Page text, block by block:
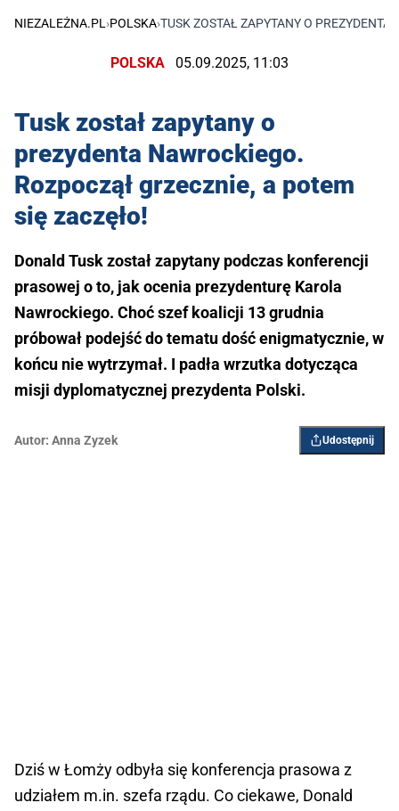
NIEZALEŻNA.PL ›POLSKA›TUSK ZOSTAŁ ZAPYTANY O
POLSKA 05.09.2025, 11:03
Tusk został zapytany o
prezydenta Nawrockiego.
Rozpoczął grzecznie, a potem
się zaczęło!
Donald Tusk został zapytany podczas konferencji
prasowej o to, jak ocenia prezydenturę Karola
Nawrockiego. Choć szef koalicji 13 grudnia
próbował podejść do tematu dość enigmatycznie, w
końcu nie wytrzymał. I padła wrzutka dotycząca
misji dyplomatycznej prezydenta Polski.
Autor: Anna Zyzek Udostępnij
Dziś w Łomży odbyła się konferencja prasowa z
udziałem m.in. szefa rządu. Co ciekawe, Donald